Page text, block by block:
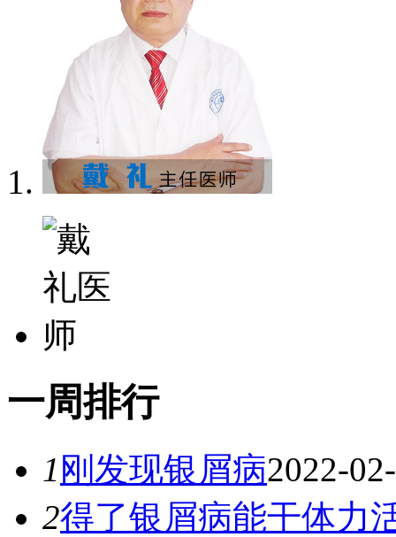
一周排行
1刚发现银屑病2022-
2得了银屑病能干体力